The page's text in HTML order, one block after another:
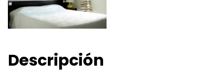
Descripción